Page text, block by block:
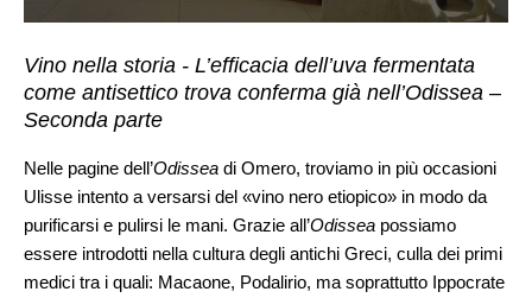
Vino nella storia - L’efficacia dell’uva fermentata
come antisettico trova conferma già nell’Odissea –
Seconda parte
Nelle pagine dell’Odissea di Omero, troviamo in più occasioni
Ulisse intento a versarsi del «vino nero etiopico» in modo da
purificarsi e pulirsi le mani. Grazie all’Odissea possiamo
essere introdotti nella cultura degli antichi Greci, culla dei primi
medici tra i quali: Macaone, Podalirio, ma soprattutto Ippocrate